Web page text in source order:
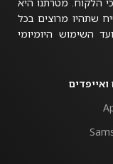
שתהיו מרוצים בכל
השימוש היומיומי